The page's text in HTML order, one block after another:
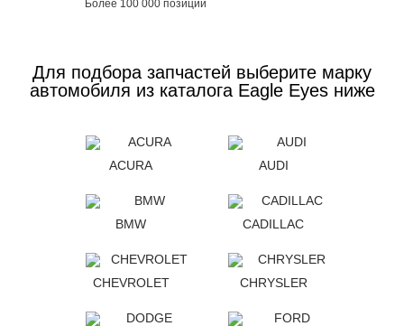
Более 100 000 позиций
Для подбора запчастей выберите марку
автомобиля из каталога Eagle Eyes ниже
ACURA AUDI
BMW CADILLAC
CHEVROLET CHRYSLER